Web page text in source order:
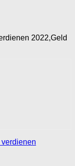
2022,Geld